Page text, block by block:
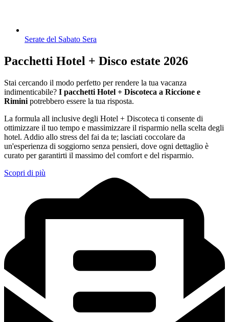
Serate del Sabato Sera
Pacchetti Hotel + Disco estate 2026
Stai cercando il modo perfetto per rendere la tua vacanza
indimenticabile? I pacchetti Hotel + Discoteca a Riccione e
Rimini potrebbero essere la tua risposta.
La formula all inclusive degli Hotel + Discoteca ti consente di
ottimizzare il tuo tempo e massimizzare il risparmio nella scelta degli
hotel. Addio allo stress del fai da te; lasciati coccolare da
un'esperienza di soggiorno senza pensieri, dove ogni dettaglio è
curato per garantirti il massimo del comfort e del risparmio.
Scopri di più